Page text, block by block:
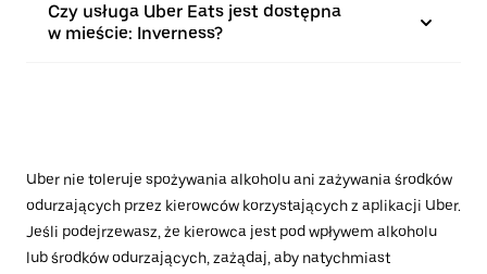
Czy usługa Uber Eats jest dostępna
w mieście: Inverness?
Uber nie toleruje spożywania alkoholu ani zażywania środków
odurzających przez kierowców korzystających z aplikacji Uber.
Jeśli podejrzewasz, że kierowca jest pod wpływem alkoholu
lub środków odurzających, zażądaj, aby natychmiast